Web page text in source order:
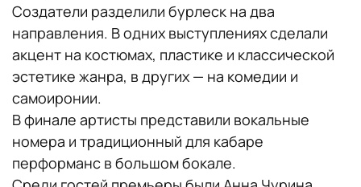
Создатели разделили бурлеск на два
направления. В одних выступлениях сделали
акцент на костюмах, пластике и классической
эстетике жанра, в других — на комедии и
самоиронии.
В финале артисты представили вокальные
номера и традиционный для кабаре
перформанс в большом бокале.